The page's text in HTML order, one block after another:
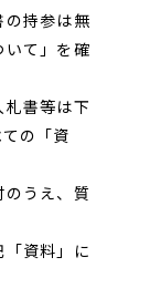
の持参は無
いて」を確
札書等は下
の「資
のうえ、質
「資料」に